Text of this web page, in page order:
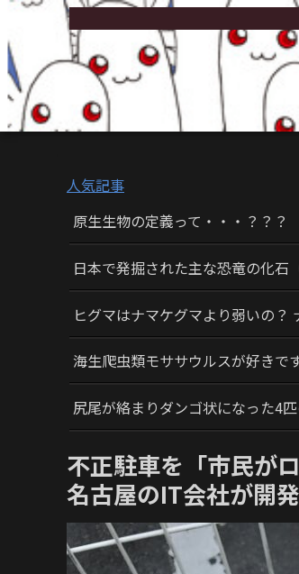
人気記事
原生生物の定義って・・・？？？
日本で発掘された主な恐竜の化石
ヒグマはナマケグマより弱いの？
海生爬虫類モササウルスが好き
尻尾が絡まりダンゴ状になった4
不正駐車を「市民が
名古屋のIT会社が開発